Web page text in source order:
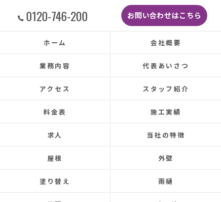
しっかり直していただいたのでその後雨漏りも
もちろんなく、先日はかなりのドシャ降りでし
たがポツポツ音も一切ありませんでした。
本当に井澤さんにお願いしてよかったです、ま
た皆さまとても感じの良い方ばかりで安心して
お任せできました。
あと口コミを書いてくださった皆さまのおかげ
で井澤産業さんを知ることができました。
この場をお借りして感謝いたします。
この度は本当にありがとうございました。
今後ともよろしくお願いします！ (Translated by
Google) My 50-year-old house has been plagued by roof
leaks for about 20 years.
Three times so far, the ceiling has leaked, and although
the leaks were repaired each time, the problem was
never completely fixed.
Even after repairs, the dripping sound would reappear
0120-746-200 お問い合わせはこちら
ホーム 会社概要
業務内容 代表あいさつ
アクセス スタッフ紹介
料金表 施工実績
求人 当社の特徴
屋根 外壁
塗り替え 雨樋